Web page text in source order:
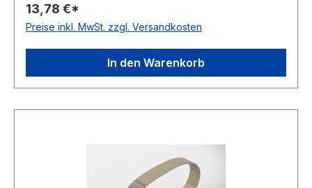
Norm DIN 7721 antistatisch nein
13,78 €*
Preise inkl. MwSt. zzgl. Versandkosten
In den Warenkorb